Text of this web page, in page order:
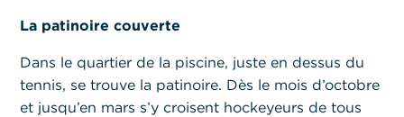
La patinoire couverte
Dans le quartier de la piscine, juste en dessus du
tennis, se trouve la patinoire. Dès le mois d’octobre
et jusqu’en mars s’y croisent hockeyeurs de tous